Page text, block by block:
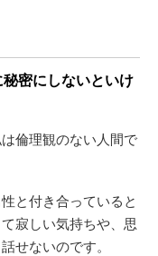
密にしないといけ
倫理観のない人間で
と付き合っていると
寂しい気持ちや、思
せないのです。